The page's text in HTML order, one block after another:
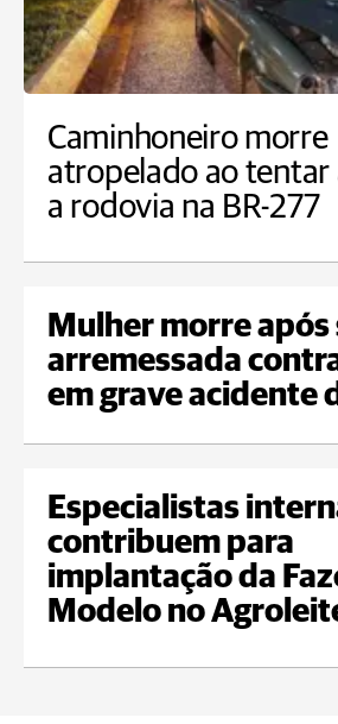
Caminhoneiro morre
atropelado ao tentar
a rodovia na BR-277
Mulher morre após
arremessada
em grave acidente
Especialistas
contribuem para
implantação da
Modelo no